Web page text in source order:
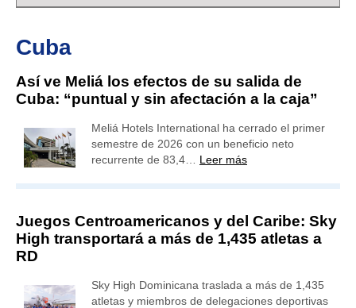
Cuba
Así ve Meliá los efectos de su salida de
Cuba: “puntual y sin afectación a la caja”
Meliá Hotels International ha cerrado el primer
semestre de 2026 con un beneficio neto
recurrente de 83,4… Leer más
Juegos Centroamericanos y del Caribe: Sky
High transportará a más de 1,435 atletas a
RD
Sky High Dominicana traslada a más de 1,435
atletas y miembros de delegaciones deportivas